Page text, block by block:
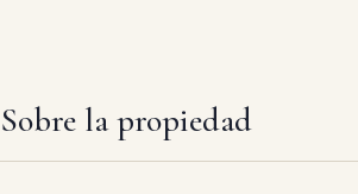
Sobre la propiedad